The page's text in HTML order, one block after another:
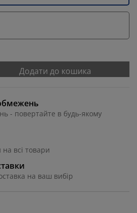
Додати до кошика
- повертайте в будь-якому
на всі товари
на ваш вибір